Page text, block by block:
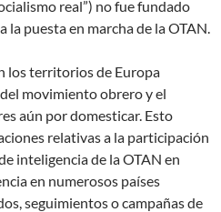
real”) no fue fundado
la puesta en marcha de la OTAN.
los territorios de Europa
movimiento obrero y el
aún por domesticar. Esto
relativas a la participación
inteligencia de la OTAN en
en numerosos países
seguimientos o campañas de